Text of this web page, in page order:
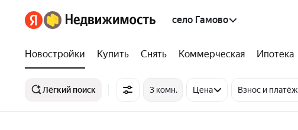
село Гамово
Новостройки Купить Снять Коммерческая Ипотека
Лёгкий поиск 3 комн. Цена Взнос и платёж